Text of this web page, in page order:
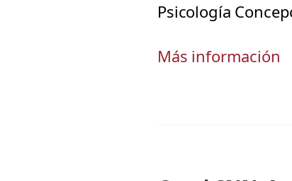
Psicología
Más información